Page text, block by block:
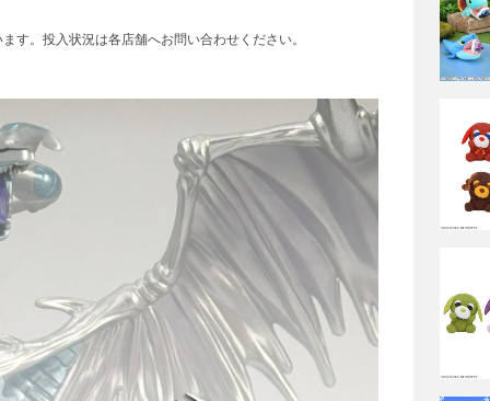
す。投入状況は各店舗へお問い合わせください。